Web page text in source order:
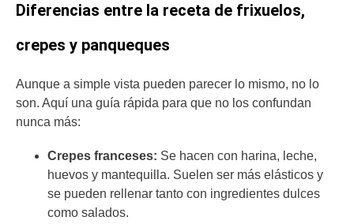
Diferencias entre la receta de frixuelos,
crepes y panqueques
Aunque a simple vista pueden parecer lo mismo, no lo
son. Aquí una guía rápida para que no los confundan
nunca más:
Crepes franceses: Se hacen con harina, leche,
huevos y mantequilla. Suelen ser más elásticos y
se pueden rellenar tanto con ingredientes dulces
como salados.